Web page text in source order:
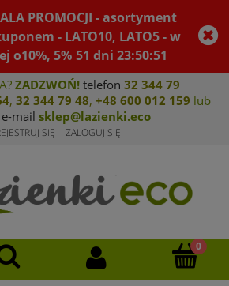
PROMOCJI - asortyment
- LATO10, LATO5 - w
o10%, 5% 51 dni23:50:51
ZADZWOŃ! telefon 32 344 79
, 32 344 79 48, +48 600 012 159 lub
e-mail sklep@lazienki.eco
SIĘ ZALOGUJ SIĘ